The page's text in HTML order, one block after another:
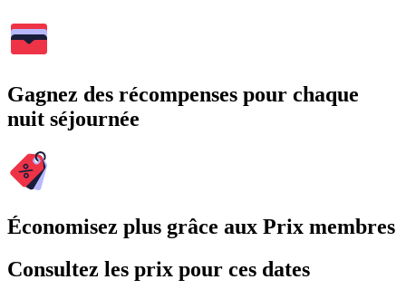
Gagnez des récompenses pour chaque
nuit séjournée
Économisez plus grâce aux Prix membres
Consultez les prix pour ces dates